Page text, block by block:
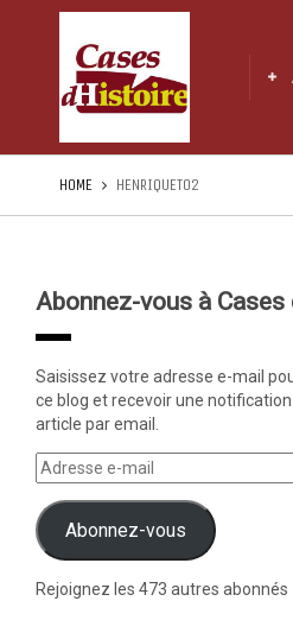
HOME HENRIQUET02
Abonnez-vous à
Saisissez votre adresse e-mail
ce blog et recevoir une notification
article par email.
Abonnez-vous
Rejoignez les 473 autres abonnés